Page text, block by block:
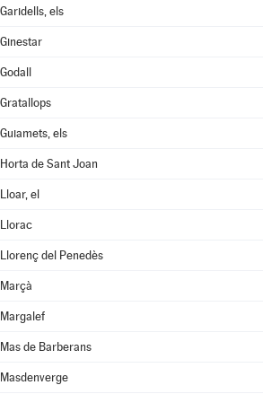
Garidells, els
Ginestar
Godall
Gratallops
Guiamets, els
Horta de Sant Joan
Lloar, el
Llorac
Llorenç del Penedès
Marçà
Margalef
Mas de Barberans
Masdenverge